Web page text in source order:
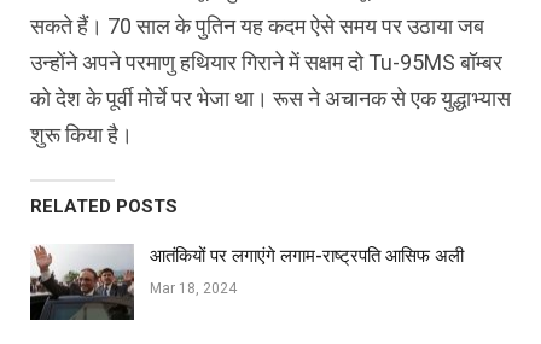
सकते हैं। 70 साल के पुतिन यह कदम ऐसे समय पर उठाया जब
उन्‍होंने अपने परमाणु हथियार गिराने में सक्षम दो Tu-95MS बॉम्‍बर
को देश के पूर्वी मोर्चे पर भेजा था। रूस ने अचानक से एक युद्धाभ्‍यास
शुरू किया है।
RELATED POSTS
आतंकियों पर लगाएंगे लगाम-राष्ट्रपति आसिफ अली
Mar 18, 2024